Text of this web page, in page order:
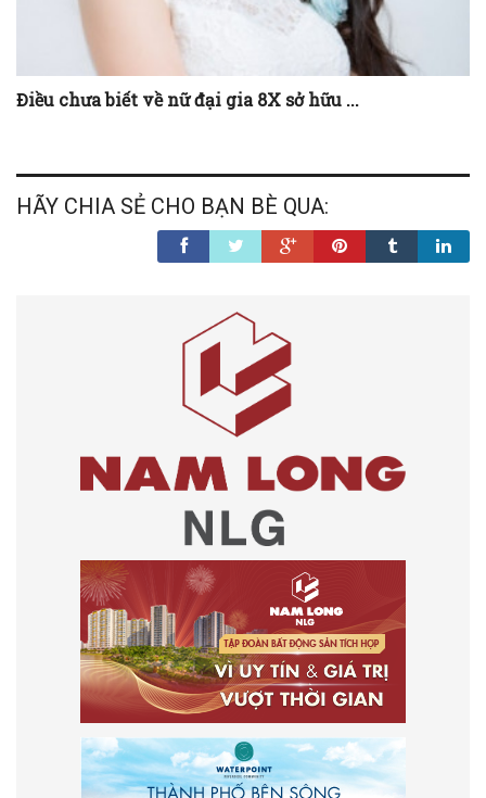
Điều chưa biết về nữ đại gia 8X sở hữu ...
HÃY CHIA SẺ CHO BẠN BÈ QUA: